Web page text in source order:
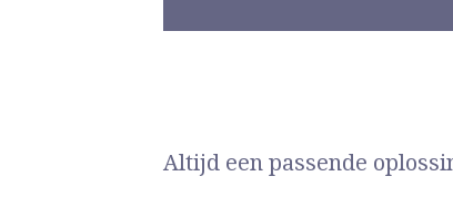
Altijd een passende